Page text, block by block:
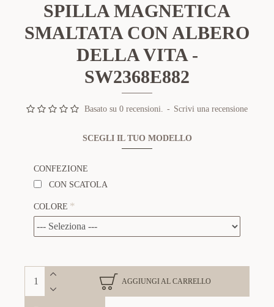
SPILLA MAGNETICA
SMALTATA CON ALBERO
DELLA VITA -
SW2368E882
Basato su 0 recensioni. - Scrivi una recensione
SCEGLI IL TUO MODELLO
CONFEZIONE
CON SCATOLA
COLORE
AGGIUNGI AL CARRELLO